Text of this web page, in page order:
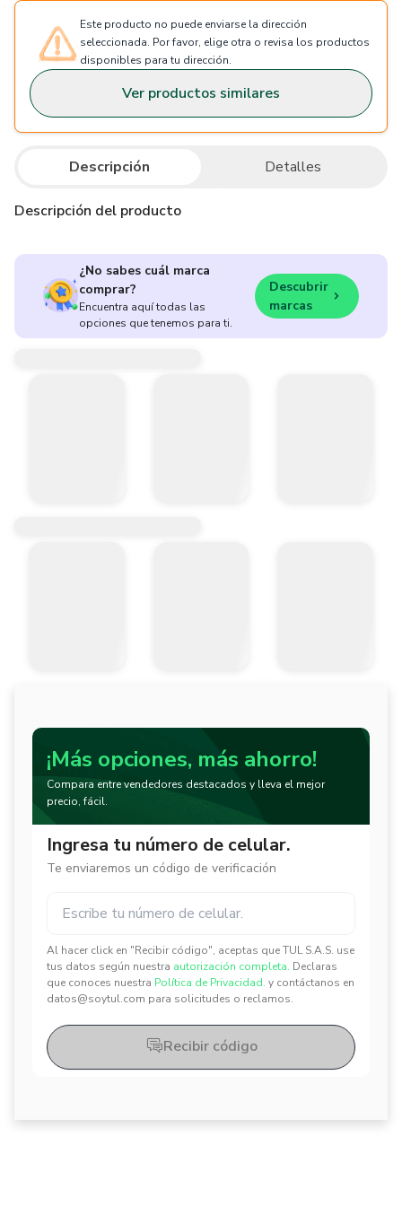
Este producto no puede enviarse la dirección
seleccionada. Por favor, elige otra o revisa los productos
disponibles para tu dirección.
Ver productos similares
Descripción Detalles
Descripción del producto
¿No sabes cuál marca
comprar?
Encuentra aquí todas las
opciones que tenemos para ti.
Descubrir
marcas
¡Más opciones, más ahorro!
Compara entre vendedores destacados y lleva el mejor
precio, fácil.
Ingresa tu número de celular.
Te enviaremos un código de verificación
Al hacer click en "Recibir código", aceptas que TUL S.A.S. use
tus datos según nuestra autorización completa. Declaras
que conoces nuestra Política de Privacidad. y contáctanos en
datos@soytul.com para solicitudes o reclamos.
✕
✕
Recibir código